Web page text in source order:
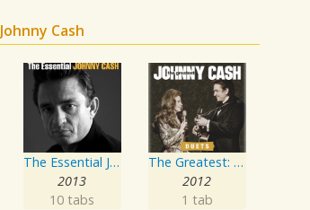
Johnny Cash
The Essential Johnny Cash
2013
10 tabs
The Greatest: Duets
2012
1 tab